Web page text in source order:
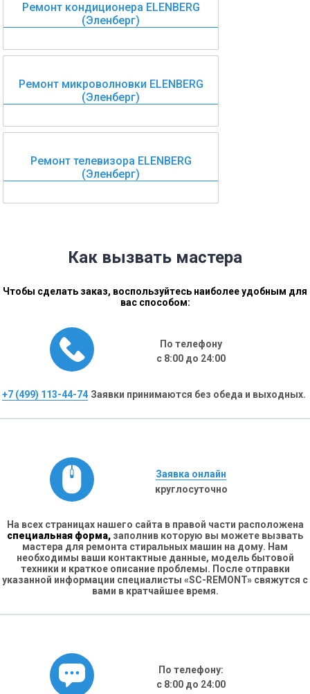
Ремонт кондиционера ELENBERG
(Эленберг)
Ремонт микроволновки ELENBERG
(Эленберг)
Ремонт телевизора ELENBERG
(Эленберг)
Как вызвать мастера
Чтобы сделать заказ, воспользуйтесь наиболее удобным для
вас способом:
По телефону
с 8:00 до 24:00
+7 (499) 113-44-74 Заявки принимаются без обеда и выходных.
Заявка онлайн
круглосуточно
На всех страницах нашего сайта в правой части расположена
специальная форма, заполнив которую вы можете вызвать
мастера для ремонта стиральных машин на дому. Нам
необходимы ваши контактные данные, модель бытовой
техники и краткое описание проблемы. После отправки
указанной информации специалисты «SC-REMONT» свяжутся с
вами в кратчайшее время.
По телефону:
с 8:00 до 24:00